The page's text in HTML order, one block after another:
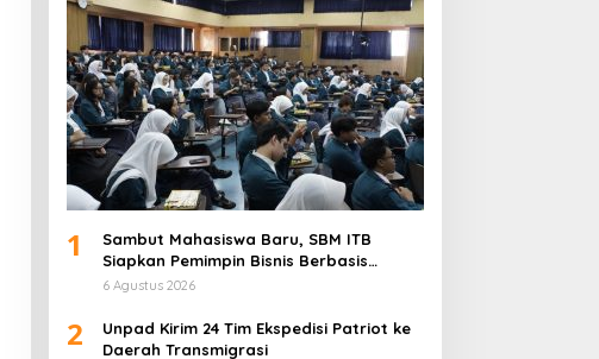
1
Sambut Mahasiswa Baru, SBM ITB
Siapkan Pemimpin Bisnis Berbasis
Inovasi
6 Agustus 2026
2
Unpad Kirim 24 Tim Ekspedisi Patriot ke
Daerah Transmigrasi